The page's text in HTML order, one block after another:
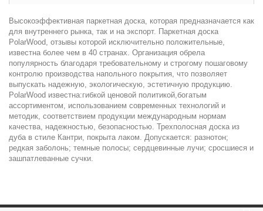
Высокоэффективная паркетная доска, которая предназначается как
для внутреннего рынка, так и на экспорт. Паркетная доска
PolarWood, отзывы которой исключительно положительные,
известна более чем в 40 странах. Организация обрела
популярность благодаря требовательному и строгому пошаговому
контролю производства напольного покрытия, что позволяет
выпускать надежную, экологическую, эстетичную продукцию.
PolarWood известна:гибкой ценовой политикой,богатым
ассортиментом, использованием современных технологий и
методик, соответствием продукции международным нормам
качества, надежностью, безопасностью. Трехполосная доска из
дуба в стиле Кантри, покрыта лаком. Допускается: разнотон;
редкая заболонь; темные полосы; сердцевинные лучи; сросшиеся и
зашпатлеванные сучки.